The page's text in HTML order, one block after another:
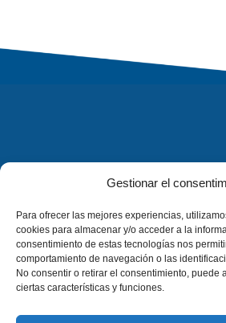
Gestionar el
Para ofrecer las mejores experiencias,
cookies para almacenar y/o acceder a la
consentimiento de estas tecnologías nos
comportamiento de navegación o las
No consentir o retirar el consentimiento, puede
ciertas características y funciones.